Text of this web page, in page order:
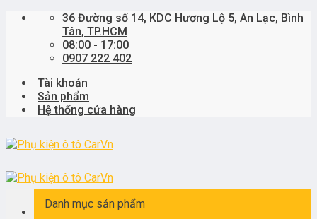
Skip
36 Đường số 14, KDC Hương Lộ 5, An Lạc, Bình
Tân, TP.HCM
08:00 - 17:00
0907 222 402
Tài khoản
Sản phẩm
Hệ thống cửa hàng
Danh mục sản phẩm